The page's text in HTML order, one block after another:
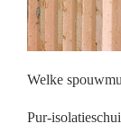
Welke
Pur-